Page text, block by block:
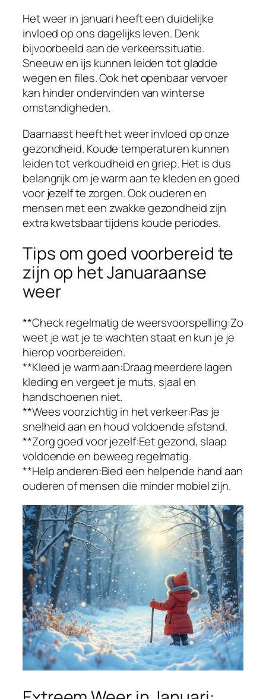
Het weer in januari heeft een duidelijke
invloed op ons dagelijks leven. Denk
bijvoorbeeld aan de verkeerssituatie.
Sneeuw en ijs kunnen leiden tot gladde
wegen en files. Ook het openbaar vervoer
kan hinder ondervinden van winterse
omstandigheden.
Daarnaast heeft het weer invloed op onze
gezondheid. Koude temperaturen kunnen
leiden tot verkoudheid en griep. Het is dus
belangrijk om je warm aan te kleden en goed
voor jezelf te zorgen. Ook ouderen en
mensen met een zwakke gezondheid zijn
extra kwetsbaar tijdens koude periodes.
Tips om goed voorbereid te
zijn op het Januaraanse
weer
**Check regelmatig de weersvoorspelling:Zo
weet je wat je te wachten staat en kun je je
hierop voorbereiden.
**Kleed je warm aan:Draag meerdere lagen
kleding en vergeet je muts, sjaal en
handschoenen niet.
**Wees voorzichtig in het verkeer:Pas je
snelheid aan en houd voldoende afstand.
**Zorg goed voor jezelf:Eet gezond, slaap
voldoende en beweeg regelmatig.
**Help anderen:Bied een helpende hand aan
ouderen of mensen die minder mobiel zijn.